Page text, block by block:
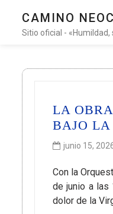
CAMINO
Sitio oficial -
LA
BAJO
junio 15,
Con la
de junio a las
dolor de la